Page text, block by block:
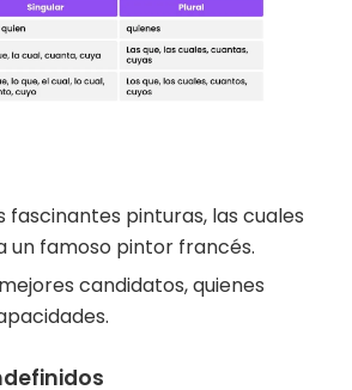
fascinantes pinturas, las cuales
un famoso pintor francés.
candidatos, quienes